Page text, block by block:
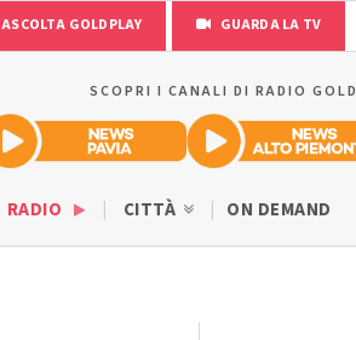
ASCOLTA GOLDPLAY GUARDA LA TV
SCOPRI I CANALI DI RADIO GOLD
RADIO CITTÀ ON DEMAND